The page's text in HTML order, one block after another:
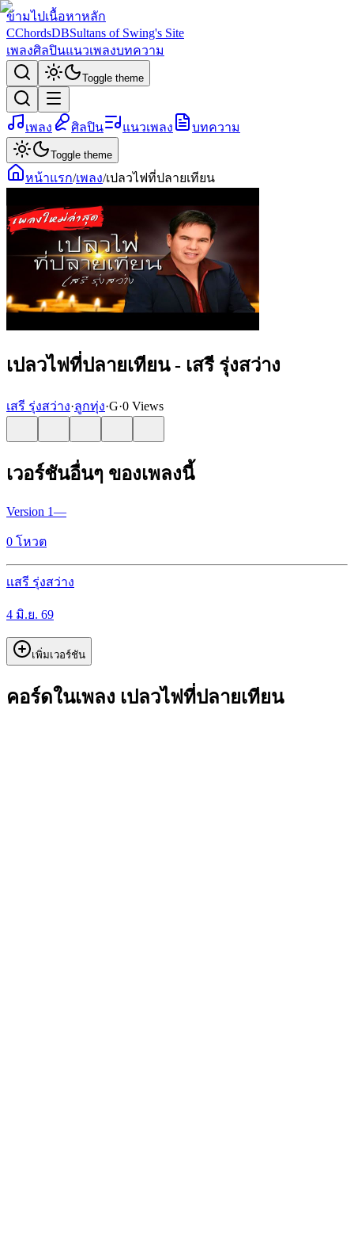
ข้ามไปเนื้อหาหลัก
CChordsDBSultans of Swing's Site
เพลงศิลปินแนวเพลงบทความ
Toggle theme
เพลง ศิลปิน แนวเพลง บทความ
Toggle theme
หน้าแรก/เพลง/เปลวไฟที่ปลายเทียน
เปลวไฟที่ปลายเทียน - เสรี รุ่งสว่าง
เสรี รุ่งสว่าง·ลูกทุ่ง·G·0 Views
เวอร์ชันอื่นๆ ของเพลงนี้
Version 1—
0 โหวต
เเสรี รุ่งสว่าง
4 มิ.ย. 69
เพิ่มเวอร์ชัน
คอร์ดในเพลง เปลวไฟที่ปลายเทียน